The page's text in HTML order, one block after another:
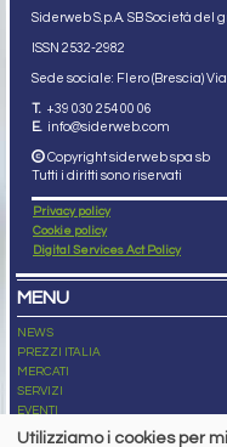
Siderweb S.p.A. SB Società del
ISSN 2532-2982
Sede sociale: Flero (Brescia)
T. +39 030 254 00 06
E. info@siderweb.com
Copyright siderweb spa sb
Tutti i diritti sono riservati
Privacy policy
Cookie policy
Digital Services Act Policy
MENU
NEWS
PREZZI ITALIA
MERCATI
SERVIZI
EVENTI
ABBONAMENTI
Utilizziamo i cookies per